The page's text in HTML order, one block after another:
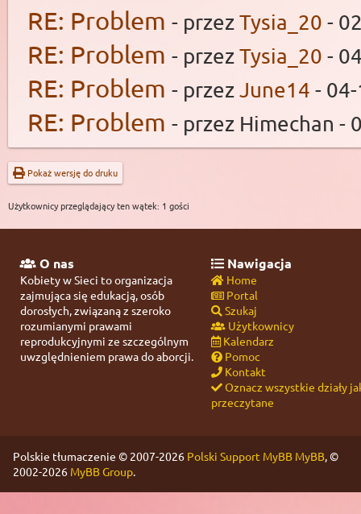
RE: Problem - przezTysia_20 -
RE: Problem - przezTysia_20 -
RE: Problem - przezJune14 -
RE: Problem - przez Himechan -
Pokaż wersję do druku
Użytkownicy przeglądający ten wątek: 1 gości
O nas
Kobiety w Sieci to organizacja
zajmująca się edukacją, osób
dorosłych, związaną z szeroko
rozumianymi prawami
reprodukcyjnymi ze szczególnym
uwzględnieniem prawa do aborcji.
Nawigacja
Home
Portal
Szukaj
Użytkownicy
Kalendarz
Pomoc
Kontakt
Oznacz wszystkie działy
przeczytane
Polskie tłumaczenie © 2007-2026 Polski Support MyBB MyBB, ©
2002-2026 MyBB Group.